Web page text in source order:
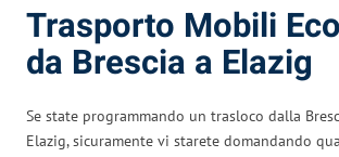
Trasporto Mobili
da Brescia a Elazig
Se state programmando un trasloco dalla
Elazig, sicuramente vi starete domandando